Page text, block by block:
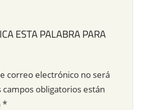
ESTA PALABRA PARA
correo electrónico no será
campos obligatorios están
*